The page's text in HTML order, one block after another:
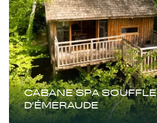
CABANE SPA SOUFFLE
D’ÉMERAUDE